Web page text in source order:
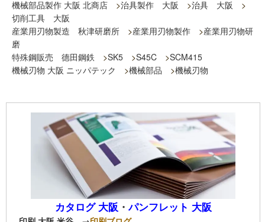
機械部品製作 大阪 北商店 >治具製作 大阪 >治具 大阪 >
切削工具 大阪
産業用刃物製造 秋津研磨所 >産業用刃物製作 >産業用刃物研
磨
特殊鋼販売 德田鋼鉄 >SK5 >S45C >SCM415
機械刃物 大阪 ニッパテック >機械部品 >機械刃物
カタログ 大阪 ・パンフレット 大阪